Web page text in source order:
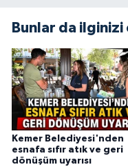
Bunlar da
Kemer Belediyesi'nden
esnafa sıfır atık ve geri
dönüşüm uyarısı